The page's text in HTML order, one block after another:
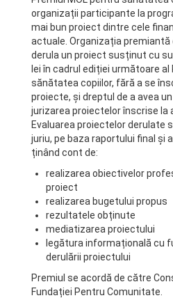
organizații participante la
mai bun proiect dintre cele
actuale. Organizația
derula un proiect susținut cu
lei în cadrul ediției următoare al
sănătatea copiilor, fără a se
proiecte, și dreptul de a avea
jurizarea proiectelor înscrise la
Evaluarea proiectelor derulate
juriu, pe baza raportului final și
ținând cont de:
realizarea obiectivelor
proiect
realizarea bugetului propus
rezultatele obținute
mediatizarea proiectului
legătura informațională cu
derulării proiectului
Premiul se acordă de către
Fundației Pentru Comunitate.